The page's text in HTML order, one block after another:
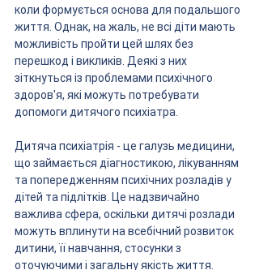
коли формується основа для подальшого
життя. Однак, на жаль, не всі діти мають
можливість пройти цей шлях без
перешкод і викликів. Деякі з них
зіткнуться із проблемами психічного
здоров'я, які можуть потребувати
допомоги дитячого психіатра.
Дитяча психіатрія - це галузь медицини,
що займається діагностикою, лікуванням
та попередженням психічних розладів у
дітей та підлітків. Це надзвичайно
важлива сфера, оскільки дитячі розлади
можуть вплинути на всебічний розвиток
дитини, її навчання, стосунки з
оточуючими і загальну якість життя.